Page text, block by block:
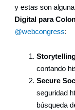
y estas son
Digital para
@webcongress:
contando
Secure
seguridad
búsqueda